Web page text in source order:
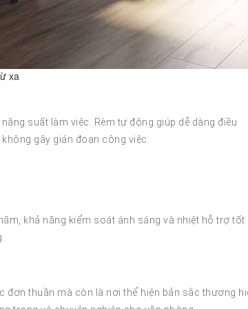
xa
suất làm việc. Rèm tự động giúp dễ dàng điều
gây gián đoạn công việc.
khả năng kiểm soát ánh sáng và nhiệt hỗ trợ tốt
đơn thuần mà còn là nơi thể hiện bản sắc thương